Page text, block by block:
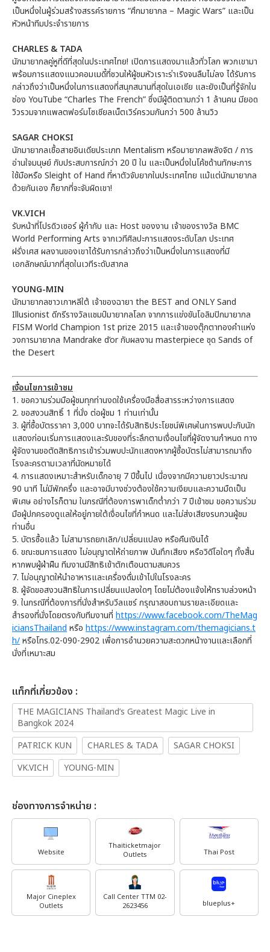
เป็นหนึ่งในผู้ร่วมสร้างสรรค์รายการ “ศึกมายากล – Magic Wars” และเป็น
หัวหน้าทีมประจำรายการ
CHARLES & TADA
นักมายากลคู่หูที่ดีที่สุดในประเทศไทย! เปิดการแสดงมาแล้วทั่วโลก พวกเขามา
พร้อมการแสดงแนวคอมเมดี้ที่ชวนให้ผู้ชมหัวเราะร่าเริงจนลืมไม่ลง ได้รับการ
กล่าวถึงว่าเป็นหนึ่งในการแสดงที่สนุกสนานที่สุดในเอเชีย และยังเป็นที่รู้จักใน
ช่อง YouTube “Charles The French” ซึ่งมีผู้ติดตามกว่า 1 ล้านคน มียอด
วิวรวมจากแพลตฟอร์มโซเชียลเน็ตเวิร์ครวมกันกว่า 500 ล้านวิว
SAGAR CHOKSI
นักมายากลเชื้อสายอินเดียประเภท Mentalism หรือมายากลพลังจิต / การ
อ่านใจมนุษย์ กับประสบการณ์กว่า 20 ปี ใน และเป็นหนึ่งในโค้ชด้านทักษะการ
ใช้มือหรือ Sleight of Hand ที่หาตัวจับยากในประเทศไทย แม้แต่นักมายากล
ด้วยกันเอง ก็ยากที่จะจับผิดเขา!
VK.VICH
รับหน้าที่โปรดิวเซอร์ ผู้กำกับ และ Host ของงาน เจ้าของรางวัล BMC
World Performing Arts จากเวทีศิลปะการแสดงระดับโลก ประเทศ
ฝรั่งเศส ผลงานของเขาได้รับการกล่าวถึงว่าเป็นหนึ่งในการแสดงที่มี
เอกลักษณ์มากที่สุดในเวทีระดับสากล
YOUNG-MIN
นักมายากลชาวเกาหลีใต้ เจ้าของฉายา the BEST and ONLY Sand
Illusionist ดีกรีรางวัลแชมป์มายากลโลก จากการแข่งขันโอลิมปิกมายากล
FISM World Champion 1st prize 2015 และเจ้าของตุ๊กตาทองคำแห่ง
วงการมายากล Mandrake d’or กับผลงาน masterpiece ชุด Sands of
the Desert
เงื่อนไขการเข้าชม
1. ขอความร่วมมือผู้ชมทุกท่านงดใช้เครื่องมือสื่อสารระหว่างการแสดง
2. ขอสงวนสิทธิ์ 1 ที่นั่ง ต่อผู้ชม 1 ท่านเท่านั้น
3. ผู้ที่ซื้อบัตรราคา 3,000 บาทจะได้รับสิทธิประโยชน์พิเศษในการพบปะกับนัก
แสดงก่อนเริ่มการแสดงและรับของที่ระลึกตามเงื่อนไขที่ผู้จัดงานกำหนด ทาง
ผู้จัดงานขอตัดสิทธิการเข้าร่วมพบปะนักแสดงหากผู้ซื้อบัตรไม่สามารถมาถึง
โรงละครตามเวลาที่นัดหมายได้
4. การแสดงเหมาะสำหรับเด็กอายุ 7 ปีขึ้นไป เนื่องจากมีความยาวประมาณ
90 นาที ไม่มีพักครึ่ง และอาจมีบางช่วงต้องใช้ความเงียบและความมืดเป็น
พิเศษ อย่างไรก็ตาม ในกรณีที่ต้องการพาเด็กต่ำกว่า 7 ปีเข้าชม ขอความร่วม
มือผู้ปกครองดูแลให้อยู่ภายใต้เงื่อนไขที่กำหนด และไม่ส่งเสียงรบกวนผู้ชม
ท่านอื่น
5. บัตรซื้อแล้ว ไม่สามารถยกเลิก/เปลี่ยนแปลง หรือคืนเงินได้
6. ขณะชมการแสดง ไม่อนุญาตให้ถ่ายภาพ บันทึกเสียง หรือวิดีโอใดๆ ทั้งสิ้น
หากพบผู้ฝ่าฝืน ทีมงานมีสิทธิเข้าตักเตือนตามสมควร
7. ไม่อนุญาตให้นำอาหารและเครื่องดื่มเข้าไปในโรงละคร
8. ผู้จัดขอสงวนสิทธิในการเปลี่ยนแปลงใดๆ โดยไม่ต้องแจ้งให้ทราบล่วงหน้า
9. ในกรณีที่ต้องการที่นั่งสำหรับวีลแชร์ กรุณาสอบถามรายละเอียดและ
สำรองที่นั่งโดยตรงกับทีมงานที่ https://www.facebook.com/TheMag
iciansThailand หรือ https://www.instagram.com/themagicians.t
h/หรือโทร.02-090-2902 เพื่อการอำนวยความสะดวกหน้างานและเลือกที่
นั่งที่เหมาะสม
เเท็กที่เกี่ยวข้อง :
THE MAGICIANS Thailand’s Greatest Magic Live in
Bangkok 2024
PATRICK KUN
CHARLES & TADA
SAGAR CHOKSI
VK.VICH
YOUNG-MIN
ช่องทางการจำหน่าย :
Website
Thaiticketmajor
Outlets
Thai Post
Major Cineplex
Outlets
Call Center TTM 02-
2623456
blueplus+